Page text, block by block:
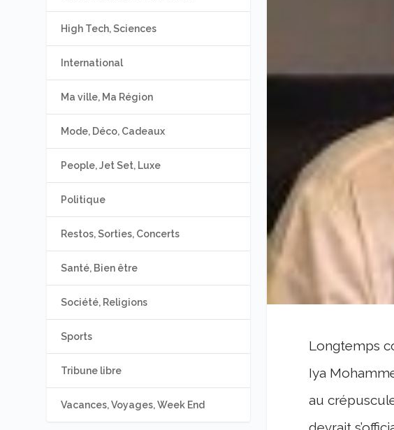
Longtemps
Iya
au
High Tech, Sciences
International
Ma ville, Ma Région
Mode, Déco, Cadeaux
People, Jet Set, Luxe
Politique
Restos, Sorties, Concerts
Santé, Bien être
Société, Religions
Sports
Tribune libre
Vacances, Voyages, Week End